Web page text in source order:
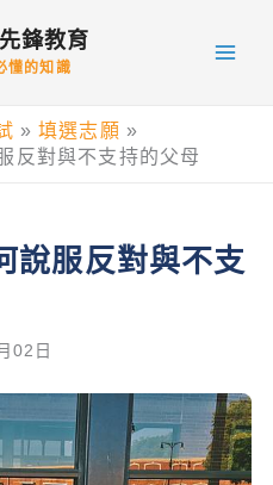
鋒教育
懂的知識
填選志願
反對與不支持的父母
說服反對與不支
02日